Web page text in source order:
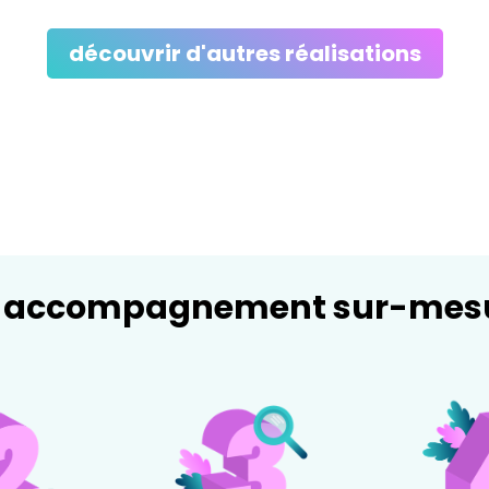
découvrir d'autres réalisations
accompagnement sur-